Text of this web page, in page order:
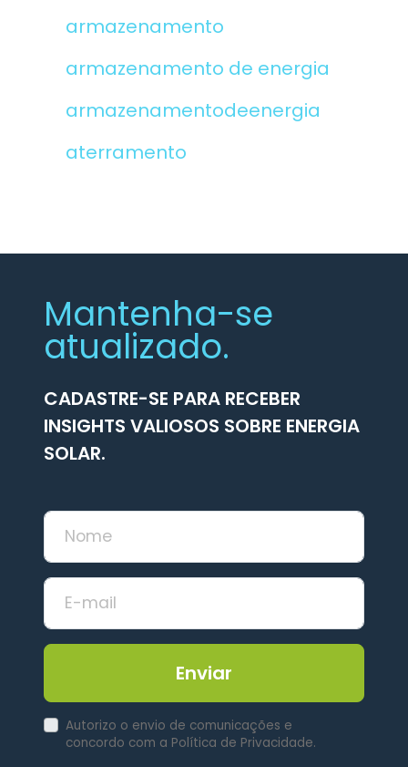
armazenamento
armazenamento de energia
armazenamentodeenergia
aterramento
Mantenha-se
atualizado.
CADASTRE-SE PARA RECEBER
INSIGHTS VALIOSOS SOBRE ENERGIA
SOLAR.
Enviar
Autorizo o envio de comunicações e
concordo com a Política de Privacidade.